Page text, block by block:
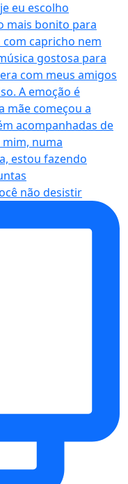
não desistir